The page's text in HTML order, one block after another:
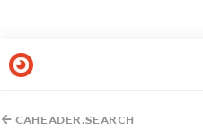
CAHEADER.SEARCH